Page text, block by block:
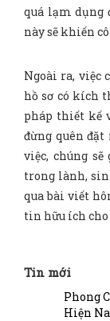
quá lạm dụng
này sẽ khiến
Ngoài ra, việc
hồ sơ có kích
pháp thiết kế
đừng quên
việc, chúng
trong lành,
qua bài viết
tin hữu ích
Tin mới
Phong
Hiện